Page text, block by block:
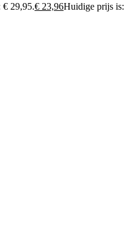
€ 29,95.€ 23,96Huidige prijs is: